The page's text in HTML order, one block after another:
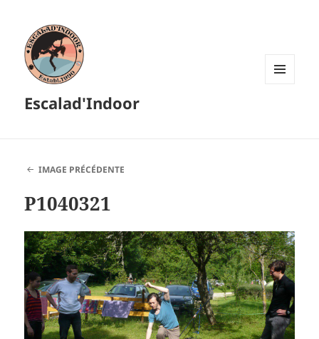
Escalad'Indoor
IMAGE PRÉCÉDENTE
P1040321